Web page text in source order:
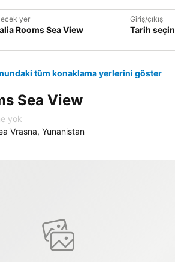
yer Giriş/çıkış
Tarih seçin
tüm konaklama yerlerini göster
Sea View
yok
Vrasna, Yunanistan